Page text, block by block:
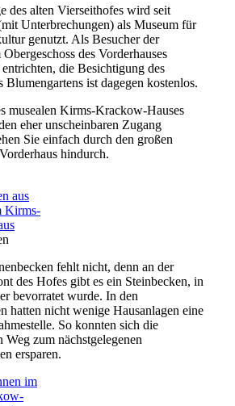
des alten Vierseithofes wird seit
Unterbrechungen) als Museum für
genutzt. Als Besucher der
des Vorderhauses
die Besichtigung des
Blumengartens ist dagegen kostenlos.
musealen Kirms-Krackow-Hauses
eher unscheinbaren Zugang
Sie einfach durch den großen
hindurch.
fehlt nicht, denn an der
des Hofes gibt es ein Steinbecken, in
bevorratet wurde. In den
hatten nicht wenige Hausanlagen eine
So konnten sich die
Weg zum nächstgelegenen
ersparen.